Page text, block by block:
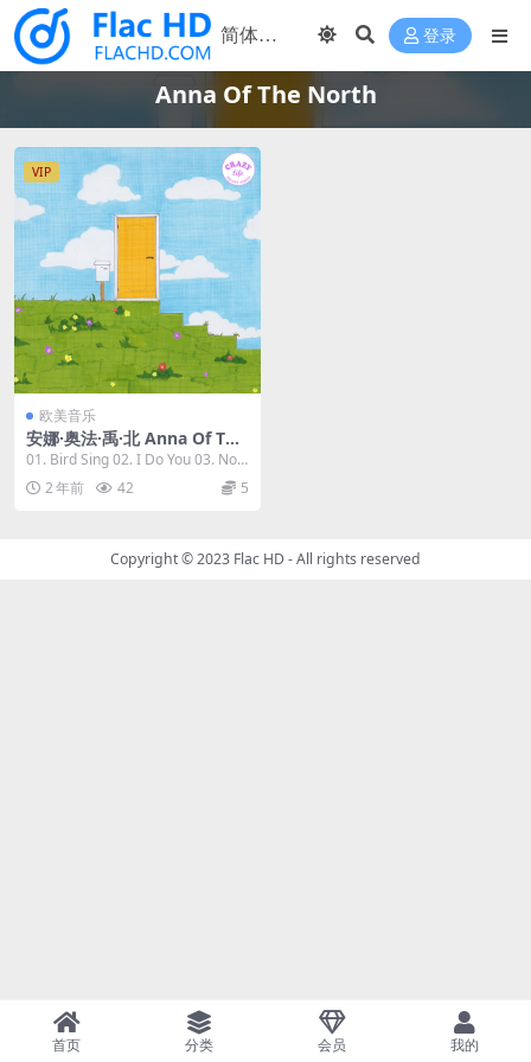
登录
Anna Of The North
VIP
欧美音乐
安娜·奥法·禹·北 Anna Of The
North - Crazy Life (Deluxe)
2023 [24Bit/44.1kHz] [Hi-Re
s Flac 543MB]
01. Bird Sing 02. I Do You 03. Nob
ody 04...
2 年前 42 5
Copyright © 2023 Flac HD- All rights reserved
首页 分类 会员 我的